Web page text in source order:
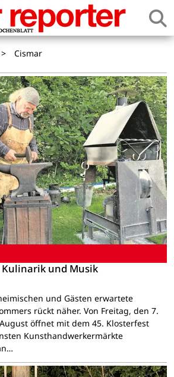
> Cismar
und Musik
und Gästen erwartete
rückt näher. Von Freitag, den 7.
öffnet mit dem 45. Klosterfest
Kunsthandwerkermärkte